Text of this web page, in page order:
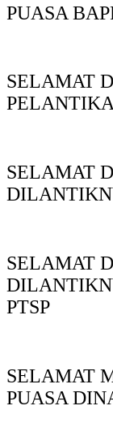
PUASA
SELAMAT
SELAMAT
SELAMAT
PTSP
SELAMAT
PUASA